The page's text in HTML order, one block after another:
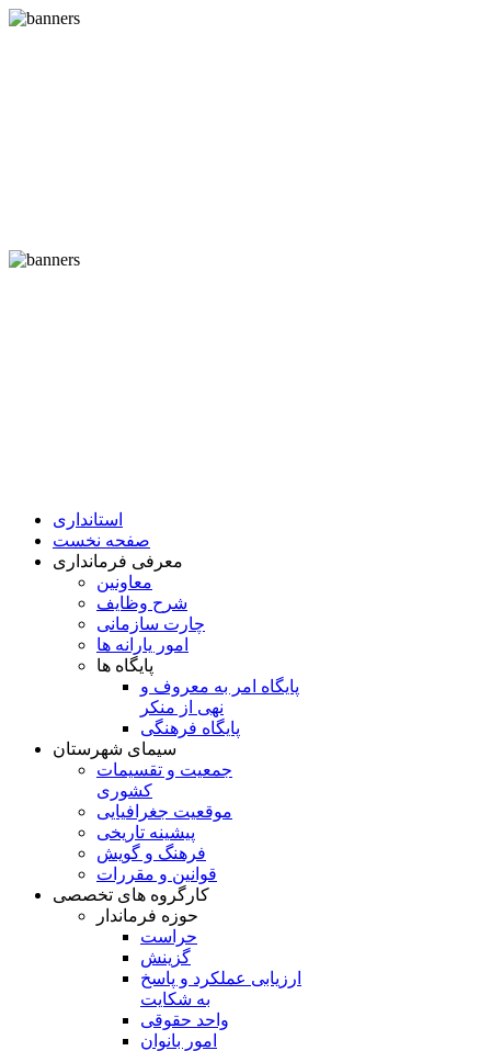
استانداری
صفحه نخست
معرفی فرمانداری
معاونین
شرح وظایف
چارت سازمانی
امور یارانه ها
پایگاه ها
پایگاه امر به معروف و
نهی از منکر
پایگاه فرهنگی
سیمای شهرستان
جمعیت و تقسیمات
کشوری
موقعیت جغرافیایی
پیشینه تاریخی
فرهنگ و گویش
قوانین و مقررات
کارگروه های تخصصی
حوزه فرماندار
حراست
گزینش
ارزيابی عملکرد و پاسخ
به شکايت
واحد حقوقی
امور بانوان